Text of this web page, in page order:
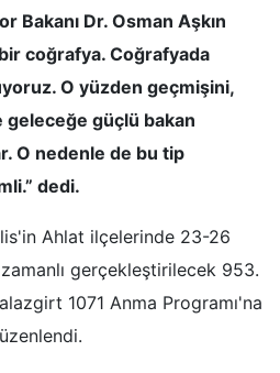
Bakanı Dr. Osman Aşkın
coğrafya. Coğrafyada
O yüzden geçmişini,
geleceğe güçlü bakan
O nedenle de bu tip
dedi.
Ahlat ilçelerinde 23-26
gerçekleştirilecek 953.
1071 Anma Programı'na